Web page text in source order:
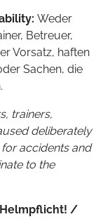
Weder
Betreuer,
Vorsatz, haften
Sachen, die
trainers,
deliberately
accidents and
to the
Helmpflicht! /